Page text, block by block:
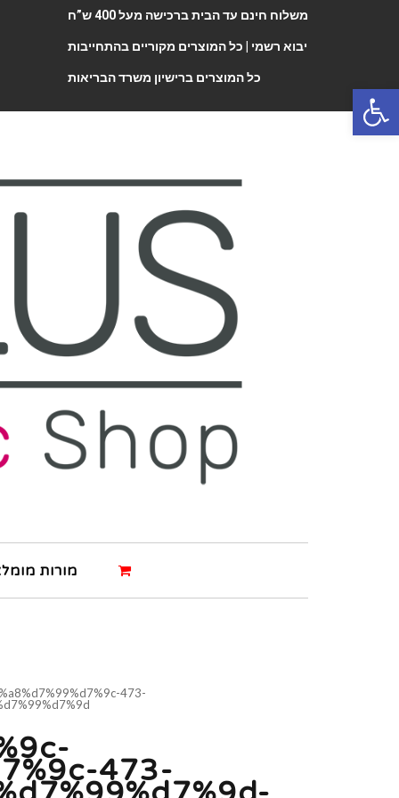
משלוח חינם עד הבית ברכישה מעל 400 ש”ח
יבוא רשמי | כל המוצרים מקוריים בהתחייבות
כל המוצרים ברישיון משרד הבריאות
מורות
473-
473-